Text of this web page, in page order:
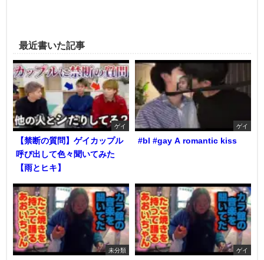
最近書いた記事
ゲイ
【禁断の質問】ゲイカップル
呼び出して色々聞いてみた
【雨とヒキ】
ゲイ
#bl #gay A romantic kiss
未分類 ゲイ